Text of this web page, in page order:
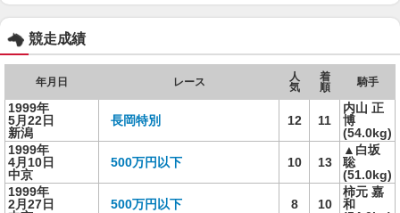
競走成績
年月日 レース
人
気
着
順
騎手
1999年
5月22日
新潟
長岡特別 12 11
内山 正
博
(54.0kg)
1999年
4月10日
中京
500万円以下 10 13
▲白坂
聡
(51.0kg)
1999年
2月27日
500万円以下 8 10
柿元 嘉
和